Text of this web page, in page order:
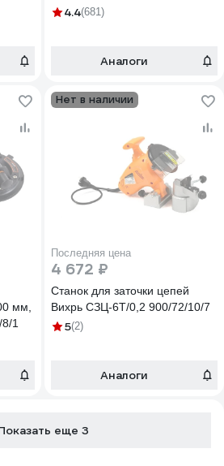
4.4(681)
Аналоги
мм,
1
Нет в наличии
Последняя цена
4 672 ₽
Станок для заточки цепей
Вихрь СЗЦ-6T/0,2 900/72/10/7
5(2)
Аналоги
еще 3